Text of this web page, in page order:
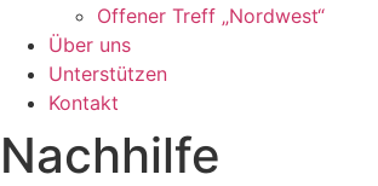
Offener Treff „Nordwest“
Über uns
Unterstützen
Kontakt
Nachhilfe